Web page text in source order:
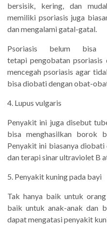
bersisik, kering, dan
memiliki psoriasis juga
dan mengalami gatal-gatal.
Psoriasis belum bisa
tetapi pengobatan psoriasis
mencegah psoriasis agar
bisa diobati dengan obat-
4. Lupus vulgaris
Penyakit ini juga disebut
bisa menghasilkan borok
Penyakit ini biasanya
dan terapi sinar ultraviolet B
5. Penyakit kuning pada bayi
Tak hanya baik untuk
baik untuk anak-anak dan
dapat mengatasi penyakit